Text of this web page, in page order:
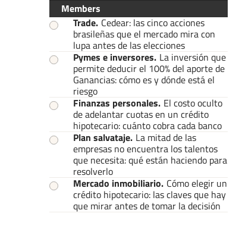
Members
Trade. Cedear: las cinco acciones
brasileñas que el mercado mira con
lupa antes de las elecciones
Pymes e inversores. La inversión que
permite deducir el 100% del aporte de
Ganancias: cómo es y dónde está el
riesgo
Finanzas personales. El costo oculto
de adelantar cuotas en un crédito
hipotecario: cuánto cobra cada banco
Plan salvataje. La mitad de las
empresas no encuentra los talentos
que necesita: qué están haciendo para
resolverlo
Mercado inmobiliario. Cómo elegir un
crédito hipotecario: las claves que hay
que mirar antes de tomar la decisión